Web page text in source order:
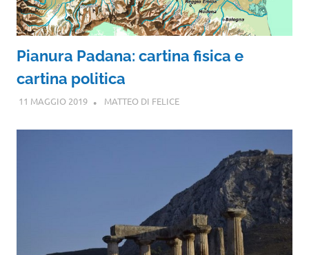
Pianura Padana: cartina fisica e
cartina politica
11 MAGGIO 2019 MATTEO DI FELICE